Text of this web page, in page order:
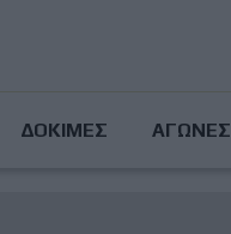
ΔΟΚΙΜΕΣ ΑΓΩΝΕΣ